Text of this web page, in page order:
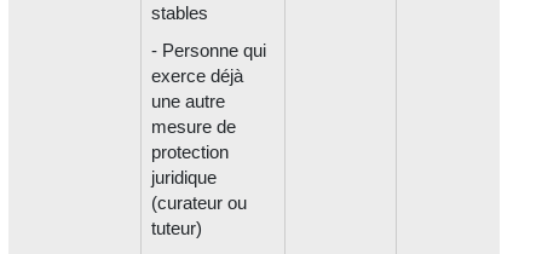
stables
- Personne qui
exerce déjà
une autre
mesure de
protection
juridique
(curateur ou
tuteur)